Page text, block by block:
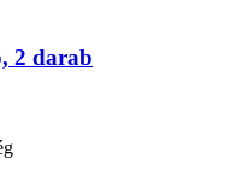
2 darab